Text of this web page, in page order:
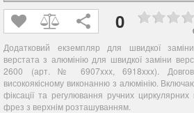
0
Додатковий екземпляр для швидкої
верстата з алюмінію для швидкої заміни
2600 (арт. № 6907xxx, 6918xxx).
високоякісному виконанню з алюмінію.
фіксації та регулювання ручних циркулярних
фрез з верхнім розташуванням.